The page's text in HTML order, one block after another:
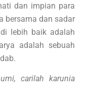
dan impian para
bersama dan sadar
lebih baik adalah
adalah sebuah
carilah karunia